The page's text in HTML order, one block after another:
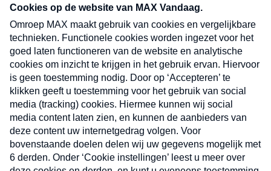
nieuwsbrief. Elke vrijdag- en dinsdagochtend in
uw mailbox.
Verzend
Nieuwsbrief